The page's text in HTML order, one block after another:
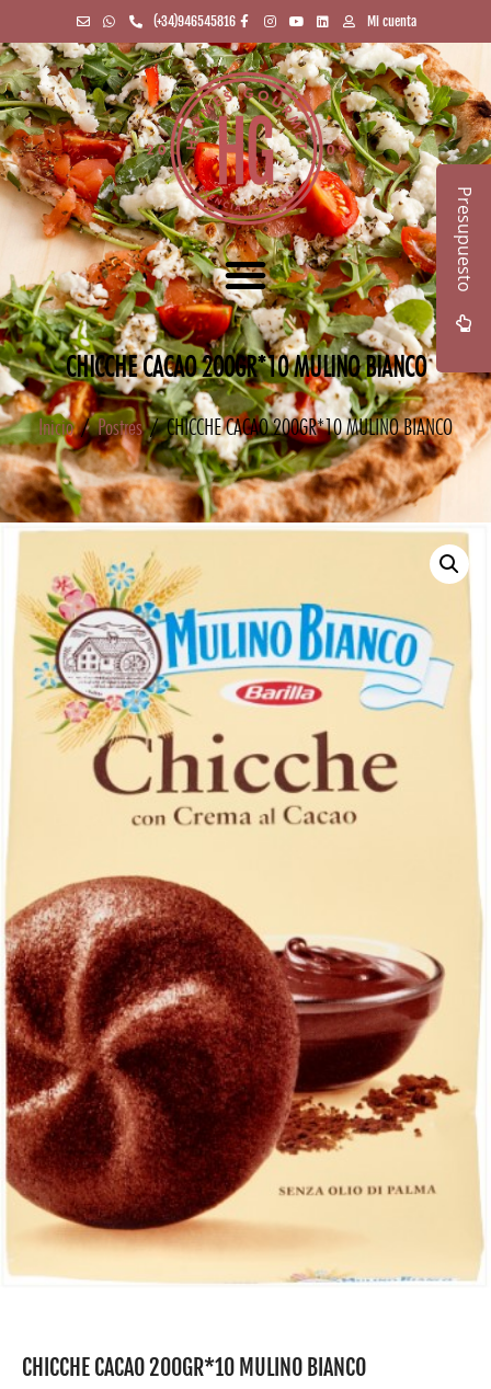
(+34)946545816 Mi cuenta
CHICCHE CACAO 200GR*10 MULINO BIANCO
Inicio/Postres/ CHICCHE CACAO 200GR*10 MULINO BIANCO
CHICCHE CACAO 200GR*10 MULINO BIANCO
Presupuesto